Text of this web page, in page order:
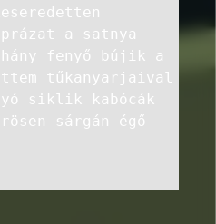
a satnya
fenyő bújik a
tűkanyarjaival
siklik kabócák
sárgán égő